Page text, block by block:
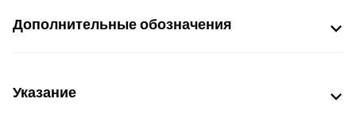
Дополнительные обозначения
Указание